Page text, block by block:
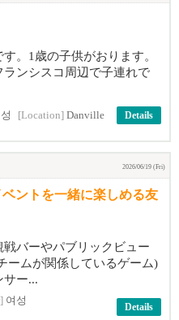
。1歳の子供がおります。
ンシスコ周辺で子連れで
[Location] Danville Details
2026/06/19 (Fri)
ントを一緒に楽しめる友
バーやパブリックビュー
ームが関係しているゲーム)
サー...
여성
Details